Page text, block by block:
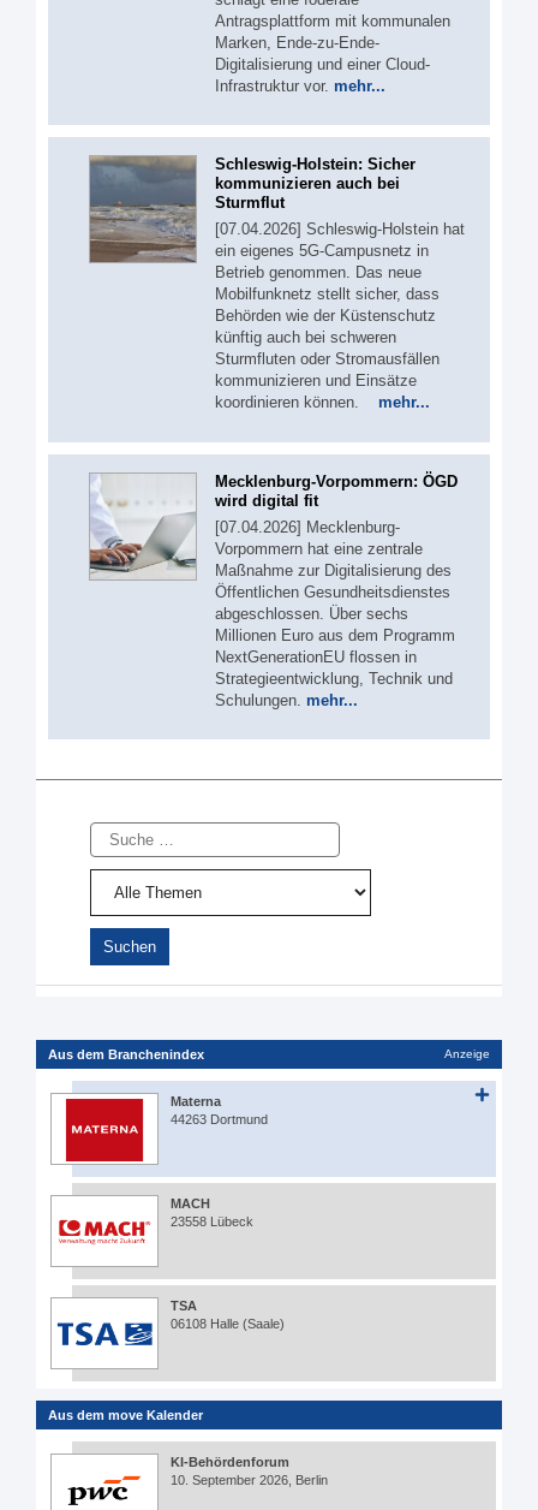
Antragsplattform mit kommunalen
Marken, Ende-zu-Ende-
Digitalisierung und einer Cloud-
Infrastruktur vor. mehr...
Schleswig-Holstein: Sicher
kommunizieren auch bei
Sturmflut
[07.04.2026] Schleswig-Holstein hat
ein eigenes 5G‑Campusnetz in
Betrieb genommen. Das neue
Mobilfunknetz stellt sicher, dass
Behörden wie der Küstenschutz
künftig auch bei schweren
Sturmfluten oder Stromausfällen
kommunizieren und Einsätze
koordinieren können. mehr...
Mecklenburg-Vorpommern: ÖGD
wird digital fit
[07.04.2026] Mecklenburg-
Vorpommern hat eine zentrale
Maßnahme zur Digitalisierung des
Öffentlichen Gesundheitsdienstes
abgeschlossen. Über sechs
Millionen Euro aus dem Programm
NextGenerationEU flossen in
Strategieentwicklung, Technik und
Schulungen. mehr...
Suche
Aus dem Branchenindex Anzeige
Materna
44263 Dortmund
MACH
23558 Lübeck
TSA
06108 Halle (Saale)
Aus dem move Kalender
KI-Behördenforum
10. September 2026, Berlin